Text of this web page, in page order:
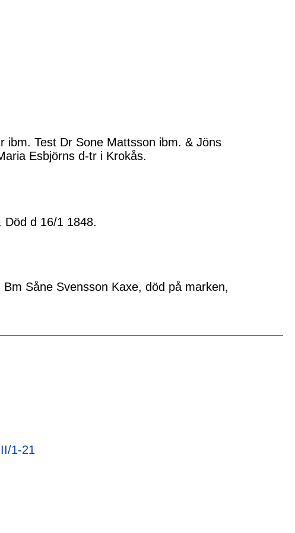
ibm. Test Dr Sone Mattsson ibm. & Jöns
Esbjörns d-tr i Krokås.
Död d 16/1 1848.
Såne Svensson Kaxe, död på marken,
1-21